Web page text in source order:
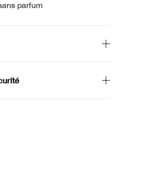
parfum